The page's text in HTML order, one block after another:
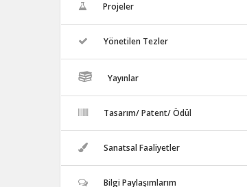
Projeler
Yönetilen Tezler
Yayınlar
Tasarım/ Patent/ Ödül
Sanatsal Faaliyetler
Bilgi Paylaşımlarım